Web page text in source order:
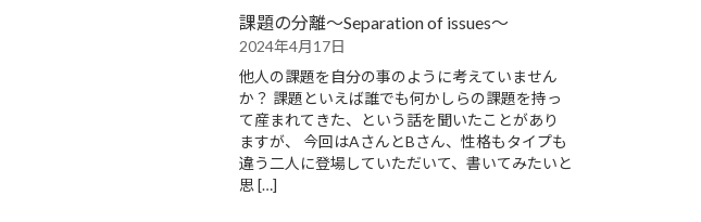
課題の分離～Separation of issues～
2024年4月17日
他人の課題を自分の事のように考えていません
か？ 課題といえば誰でも何かしらの課題を持っ
て産まれてきた、という話を聞いたことがあり
ますが、 今回はAさんとBさん、性格もタイプも
違う二人に登場していただいて、書いてみたいと
思 […]